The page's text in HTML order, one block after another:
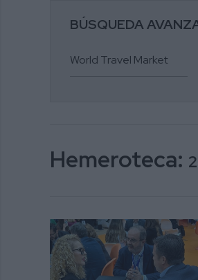
BÚSQUEDA
Hemeroteca: